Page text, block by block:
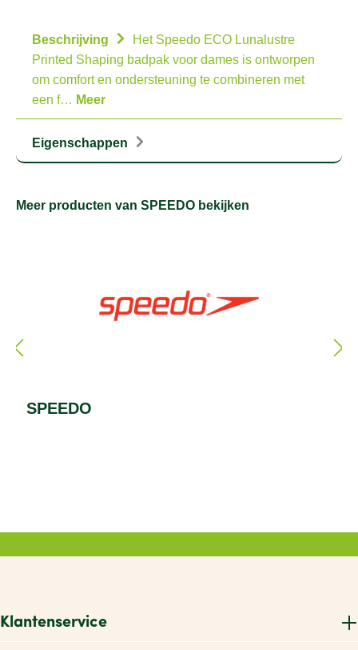
Beschrijving
Het Speedo ECO Lunalustre
Printed Shaping badpak voor dames is ontworpen
om comfort en ondersteuning te combineren met
een f… Meer
Eigenschappen
Meer producten van SPEEDO bekijken
SPEEDO
Klantenservice